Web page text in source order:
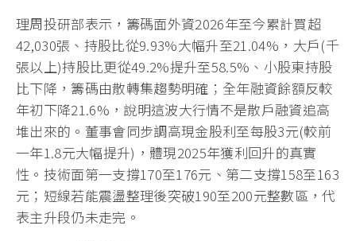
理周投研部表示，籌碼面外資2026年至今累計買超
42,030張、持股比從9.93%大幅升至21.04%，大戶(千
張以上)持股比更從49.2%提升至58.5%、小股東持股
比下降，籌碼由散轉集趨勢明確；全年融資餘額反較
年初下降21.6%，說明這波大行情不是散戶融資追高
堆出來的。董事會同步調高現金股利至每股3元(較前
一年1.8元大幅提升)，體現2025年獲利回升的真實
性。技術面第一支撐170至176元、第二支撐158至163
元；短線若能震盪整理後突破190至200元整數區，代
表主升段仍未走完。